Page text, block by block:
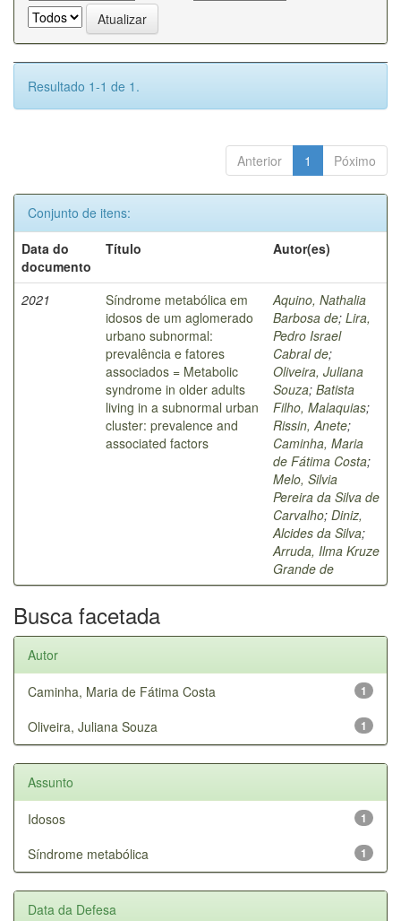
Resultado 1-1 de 1.
Anterior 1 Póximo
Conjunto de itens:
Data do
documento
Título Autor(es)
2021
Síndrome metabólica em
idosos de um aglomerado
urbano subnormal:
prevalência e fatores
associados = Metabolic
syndrome in older adults
living in a subnormal urban
cluster: prevalence and
associated factors
Aquino, Nathalia
Barbosa de; Lira,
Pedro Israel
Cabral de;
Oliveira, Juliana
Souza; Batista
Filho, Malaquias;
Rissin, Anete;
Caminha, Maria
de Fátima Costa;
Melo, Silvia
Pereira da Silva de
Carvalho; Diniz,
Alcides da Silva;
Arruda, Ilma Kruze
Grande de
Busca facetada
Autor
1
Caminha, Maria de Fátima Costa
1
Oliveira, Juliana Souza
Assunto
1
Idosos
1
Síndrome metabólica
Data da Defesa